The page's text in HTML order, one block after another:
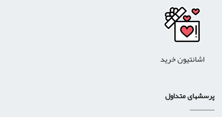
اشانتیون خرید
پرسشهای متداول